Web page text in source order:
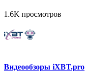
1.6K просмотров
Видеообзоры iXBT.pro